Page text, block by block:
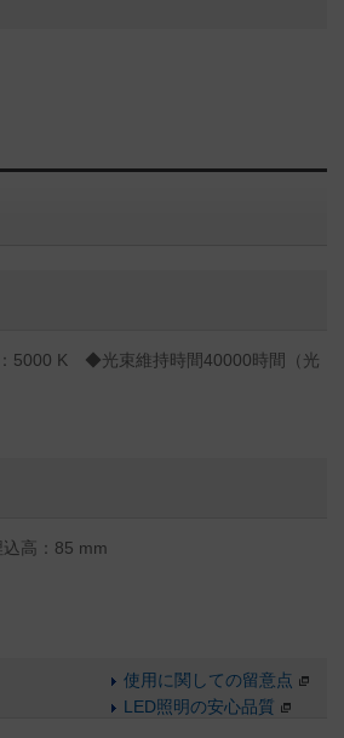
K ◆光束維持時間40000時間（光
高：85 mm
使用に関しての留意点
LED照明の安心品質